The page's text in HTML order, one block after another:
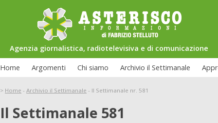
Agenzia giornalistica, radiotelevisiva e di comunicazione
Home Argomenti Chi siamo Archivio il Settimanale
> Home - Archivio il Settimanale - Il Settimanale nr. 581
Il Settimanale 581